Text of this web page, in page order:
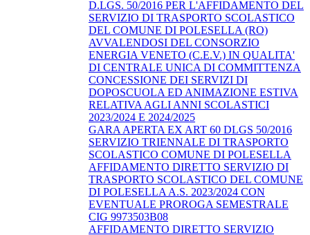
D.LGS. 50/2016 PER L'AFFIDAMENTO DEL
SERVIZIO DI TRASPORTO SCOLASTICO
DEL COMUNE DI POLESELLA (RO)
AVVALENDOSI DEL CONSORZIO
ENERGIA VENETO (C.E.V.) IN QUALITA'
DI CENTRALE UNICA DI COMMITTENZA
CONCESSIONE DEI SERVIZI DI
DOPOSCUOLA ED ANIMAZIONE ESTIVA
RELATIVA AGLI ANNI SCOLASTICI
2023/2024 E 2024/2025
GARA APERTA EX ART 60 DLGS 50/2016
SERVIZIO TRIENNALE DI TRASPORTO
SCOLASTICO COMUNE DI POLESELLA
AFFIDAMENTO DIRETTO SERVIZIO DI
TRASPORTO SCOLASTICO DEL COMUNE
DI POLESELLA A.S. 2023/2024 CON
EVENTUALE PROROGA SEMESTRALE
CIG 9973503B08
AFFIDAMENTO DIRETTO SERVIZIO